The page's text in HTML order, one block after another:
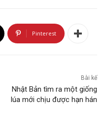
Pinterest
Bài kế
Nhật Bản tìm ra một giống
lúa mới chịu được hạn hán